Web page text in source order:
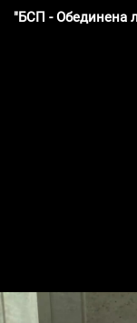
"БСП - Обединена